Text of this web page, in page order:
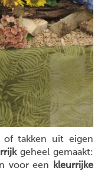
of takken uit eigen
geheel gemaakt:
voor een
kleurrijke